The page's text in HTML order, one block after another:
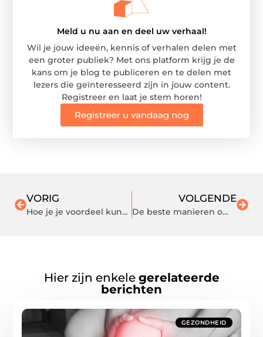
Meld u nu aan en deel uw verhaal!
Wil je jouw ideeën, kennis of verhalen delen met
een groter publiek? Met ons platform krijg je de
kans om je blog te publiceren en te delen met
lezers die geïnteresseerd zijn in jouw content.
Registreer en laat je stem horen!
Registreer u vandaag nog
VORIG
Hoe je je voordeel kunt doen met strategische organisatiegroei
VOLGENDE
De beste manieren om de natuurlijke schoonheid van Noorwegen te ervaren
Hier zijn enkele gerelateerde
berichten
GEZONDHEID